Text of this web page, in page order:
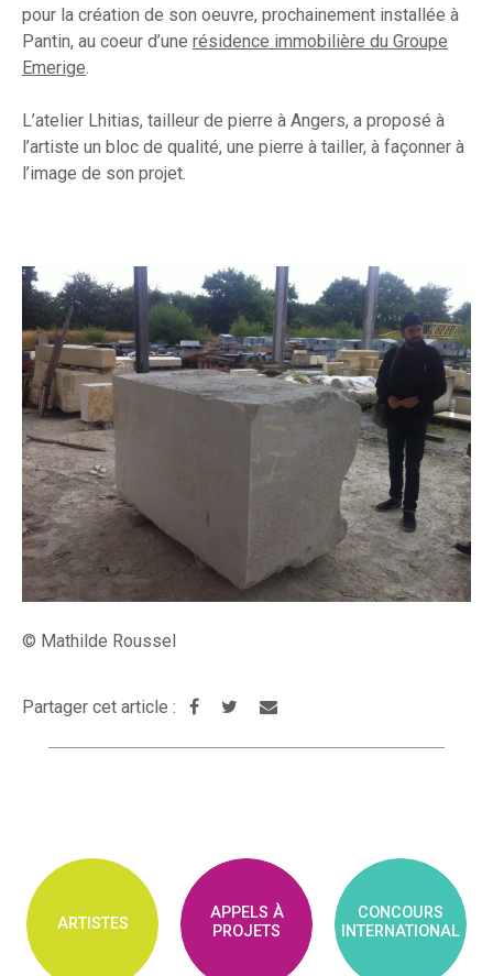
pour la création de son oeuvre, prochainement installée à
Pantin, au coeur d’une résidence immobilière du Groupe
Emerige.
L’atelier Lhitias, tailleur de pierre à Angers, a proposé à
l’artiste un bloc de qualité, une pierre à tailler, à façonner à
l’image de son projet.
© Mathilde Roussel
Partager cet article :
ARTISTES
APPELS À
PROJETS
CONCOURS
INTERNATIONAL